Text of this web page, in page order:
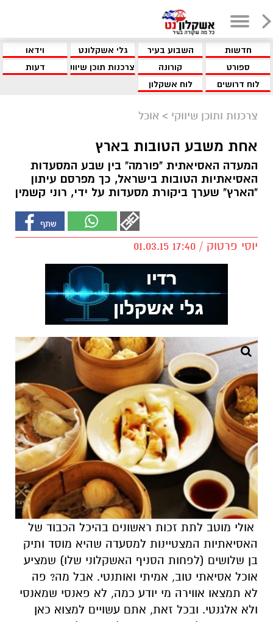
חדשות השבוע בעיר גלי אשקלונט
וידאו
ספורט
קורונה צרכנות תוכן שיווקי
דעות
לוח דרושים
לוח אשקלון
צרכנות ותוכן שיווקי > אוכל
אחת משבע הטובות בארץ
המעדה האסיאתית "פורמה" בין שבע המסעדות
האסיאתיות הטובות בישראל, כך מפרסם עיתון
"הארץ" שערך ביקורת מסעדות על ידי, רוני קשמין
יוסי פרטוק / 17:40 01.03.15
אולי מוטב לתת זכות ראשונים בהיכל הכבוד של
האסיאתיות המצטיינות למסעדה שהיא מוסד ותיק
בן שלושים (לפחות הסניף האשקלוני שלו) שמציע
אוכל אסיאתי טוב, אמיתי ואותנטי. אבל מה? פה
לא תמצאו אווירה מי יודע כמה, לא פאנסי שמאנסי
ולא אלגנטי. ובכל זאת, אתם עשויים למצוא כאן